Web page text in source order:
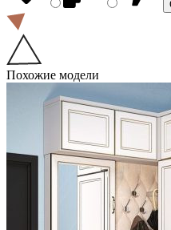
Похожие модели